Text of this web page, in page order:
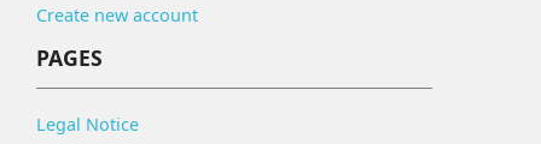
Create new account
PAGES
Legal Notice